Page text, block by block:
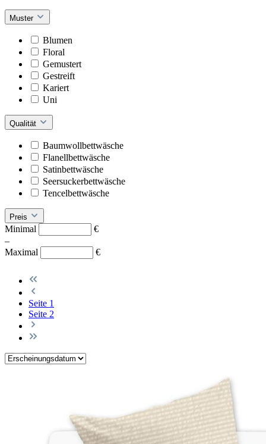
Muster
Blumen
Floral
Gemustert
Gestreift
Kariert
Uni
Qualität
Baumwollbettwäsche
Flanellbettwäsche
Satinbettwäsche
Seersuckerbettwäsche
Tencelbettwäsche
Preis
Minimal
€
–
Maximal
€
Seite 1
Seite 2